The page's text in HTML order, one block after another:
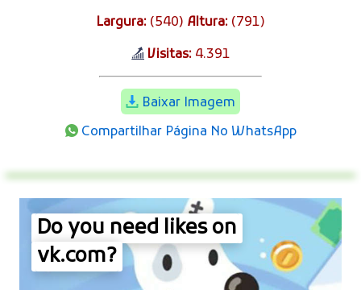
Largura: (540) Altura: (791)
Visitas:4.391
Baixar Imagem
Compartilhar Página No WhatsApp
Do you need likes on
vk.com?